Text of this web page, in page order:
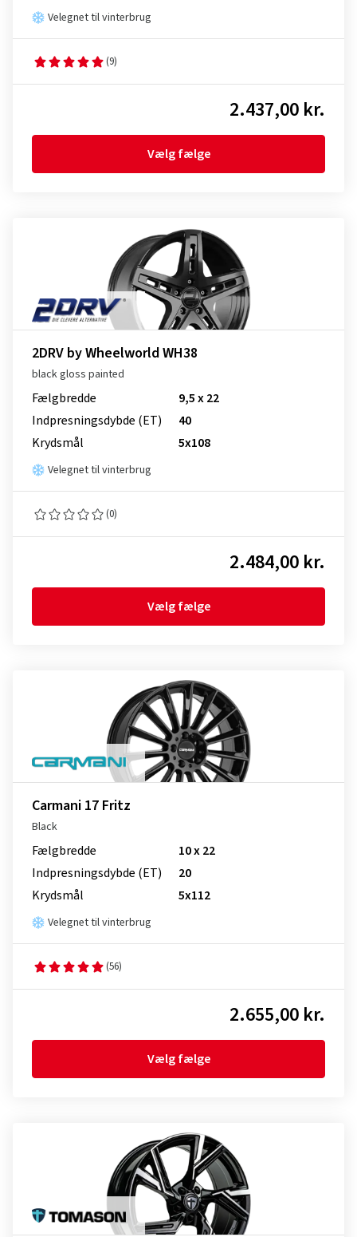
Velegnet til vinterbrug
(9)
2.437,00 kr.
Vælg fælge
2DRV by Wheelworld WH38
black gloss painted
Fælgbredde
9,5 x 22
Indpresnings­dybde (ET)
40
Krydsmål
5x108
Velegnet til vinterbrug
(0)
2.484,00 kr.
Vælg fælge
Carmani 17 Fritz
Black
Fælgbredde
10 x 22
Indpresnings­dybde (ET)
20
Krydsmål
5x112
Velegnet til vinterbrug
(56)
2.655,00 kr.
Vælg fælge